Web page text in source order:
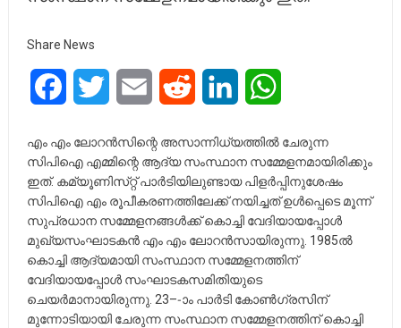
Share News
FacebookTwitter Email Reddit LinkedIn
എം എം ലോറൻസിന്റെ അസാന്നിധ്യത്തിൽ ചേരുന്ന
സിപിഐ എമ്മിന്റെ ആദ്യ സംസ്ഥാന സമ്മേളനമായിരിക്കും
ഇത്‌. കമ്യൂണിസ്‌റ്റ്‌ പാർടിയിലുണ്ടായ പിളർപ്പിനുശേഷം
സിപിഐ എം രൂപീകരണത്തിലേക്ക്‌ നയിച്ചത്‌ ഉൾപ്പെടെ മൂന്ന്‌
സുപ്രധാന സമ്മേളനങ്ങൾക്ക്‌ കൊച്ചി വേദിയായപ്പോൾ
മുഖ്യസംഘാടകൻ എം എം ലോറൻസായിരുന്നു. 1985ൽ
കൊച്ചി ആദ്യമായി സംസ്ഥാന സമ്മേളനത്തിന്‌
വേദിയായപ്പോൾ സംഘാടകസമിതിയുടെ
ചെയർമാനായിരുന്നു. 23–-ാം പാർടി കോൺഗ്രസിന്‌
മുന്നോടിയായി ചേരുന്ന സംസ്ഥാന സമ്മേളനത്തിന്‌ കൊച്ചി